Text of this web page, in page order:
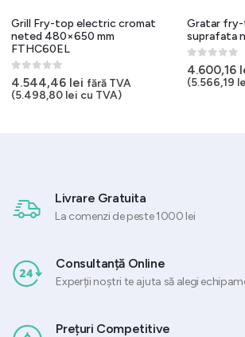
Grill Fry-top electric cromat
neted 480×650 mm
FTHC60EL
0out of 5
4.544,46 lei fără TVA
(5.498,80 lei cu TVA)
Gratar fry-
suprafata
0out of 5
4.600,16
(5.566,19
Livrare Gratuita
La comenzi de peste 1000 lei
Consultanță Online
Experții noștri te ajuta să alegi
Prețuri Competitive